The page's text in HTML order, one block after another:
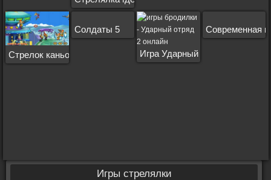
Стрелок каньона 2
Солдаты 5
Игра Ударный отряд 2
Современная
Игры стрелялки